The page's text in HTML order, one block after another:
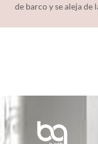
de barco y se aleja de